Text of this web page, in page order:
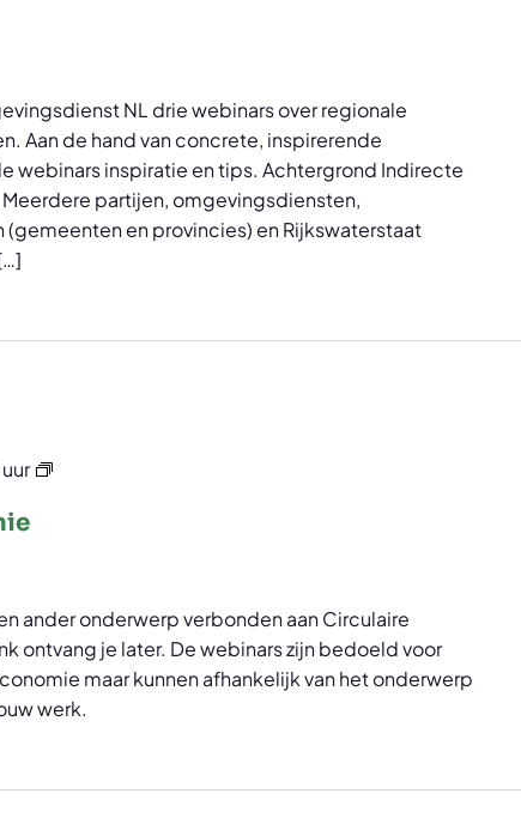
NL drie webinars over regionale
Aan de hand van concrete, inspirerende
webinars inspiratie en tips. Achtergrond Indirecte
partijen, omgevingsdiensten,
en provincies) en Rijkswaterstaat
Webinar
ander onderwerp verbonden aan Circulaire
ontvang je later. De webinars zijn bedoeld voor
maar kunnen afhankelijk van het onderwerp
werk.